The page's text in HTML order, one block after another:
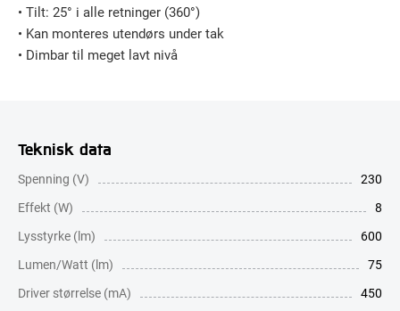
• Tilt: 25° i alle retninger (360°)
• Kan monteres utendørs under tak
• Dimbar til meget lavt nivå
Teknisk data
Spenning (V)
230
Effekt (W)
8
Lysstyrke (lm)
600
Lumen/Watt (lm)
75
Driver størrelse (mA)
450